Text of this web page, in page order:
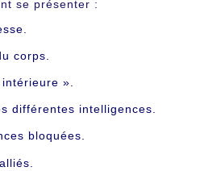
se présenter :
corps.
».
différentes intelligences.
bloquées.